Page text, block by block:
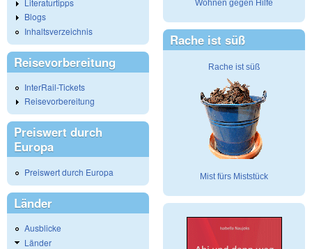
Blogs
Inhaltsverzeichnis
Reisevorbereitung
InterRail-Tickets
Reisevorbereitung
Preiswert durch
Europa
Preiswert durch Europa
Länder
Ausblicke
Länder
Wohnen gegen Hilfe
Rache ist süß
Rache ist süß
Mist fürs Miststück